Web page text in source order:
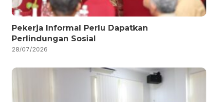
Pekerja Informal Perlu Dapatkan
Perlindungan Sosial
28/07/2026